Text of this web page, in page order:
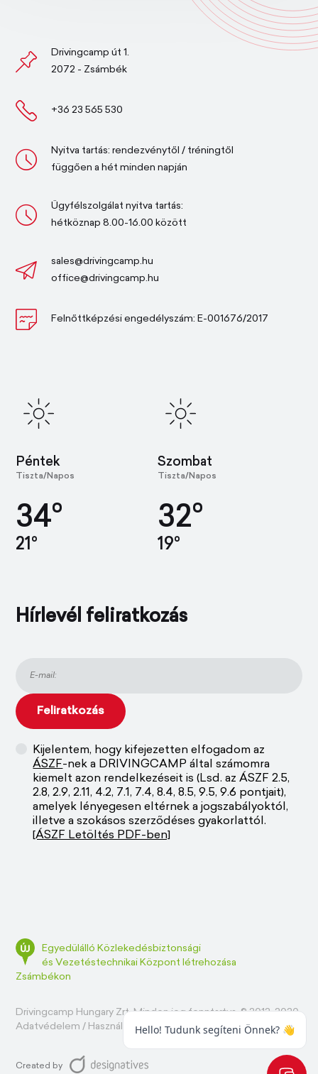
Drivingcamp út 1.
2072 - Zsámbék
+36 23 565 530
Nyitva tartás: rendezvénytől / tréningtől
függően a hét minden napján
Ügyfélszolgálat nyitva tartás:
hétköznap 8.00-16.00 között
sales@drivingcamp.hu
office@drivingcamp.hu
Felnőttképzési engedélyszám: E-001676/2017
Péntek
Tiszta/Napos
34°
21°
Szombat
Tiszta/Napos
32°
19°
Hírlevél feliratkozás
Kijelentem, hogy kifejezetten elfogadom az
ÁSZF-nek a DRIVINGCAMP által számomra
kiemelt azon rendelkezéseit is (Lsd. az ÁSZF 2.5,
2.8, 2.9, 2.11, 4.2, 7.1, 7.4, 8.4, 8.5, 9.5, 9.6 pontjait),
amelyek lényegesen eltérnek a jogszabályoktól,
illetve a szokásos szerződéses gyakorlattól.
[ÁSZF Letöltés PDF-ben]
Egyedülálló Közlekedésbiztonsági
és Vezetéstechnikai Központ létrehozása
Zsámbékon
Drivingcamp Hungary Zrt. Minden jog fenntartva. © 2012-2020
Adatvédelem / Használati feltételek/Impresszum
Created by